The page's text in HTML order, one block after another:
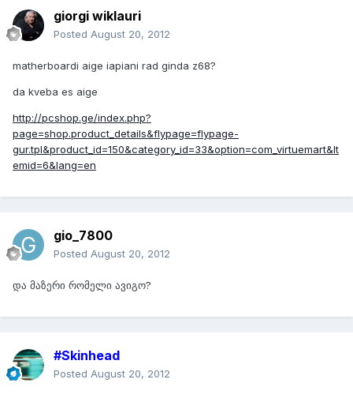
giorgi wiklauri
Posted August 20, 2012
matherboardi aige iapiani rad ginda z68?
da kveba es aige
http://pcshop.ge/index.php?
page=shop.product_details&flypage=flypage-
gur.tpl&product_id=150&category_id=33&option=com_virtuemart&It
emid=6&lang=en
gio_7800
Posted August 20, 2012
და მაზერი რომელი ავიგო?
#Skinhead
Posted August 20, 2012